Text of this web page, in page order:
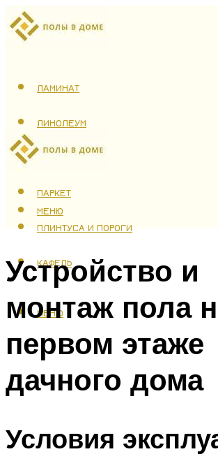
ЛАМИНАТ
ЛИНОЛЕУМ
ТЕПЛЫЙ ПОЛ
ПАРКЕТ
ПЛИНТУСА И ПОРОГИ
КАФЕЛЬ
МЕНЮ
МЕНЮ
Устройство и
монтаж пола
первом этаже
дачного дома
Условия